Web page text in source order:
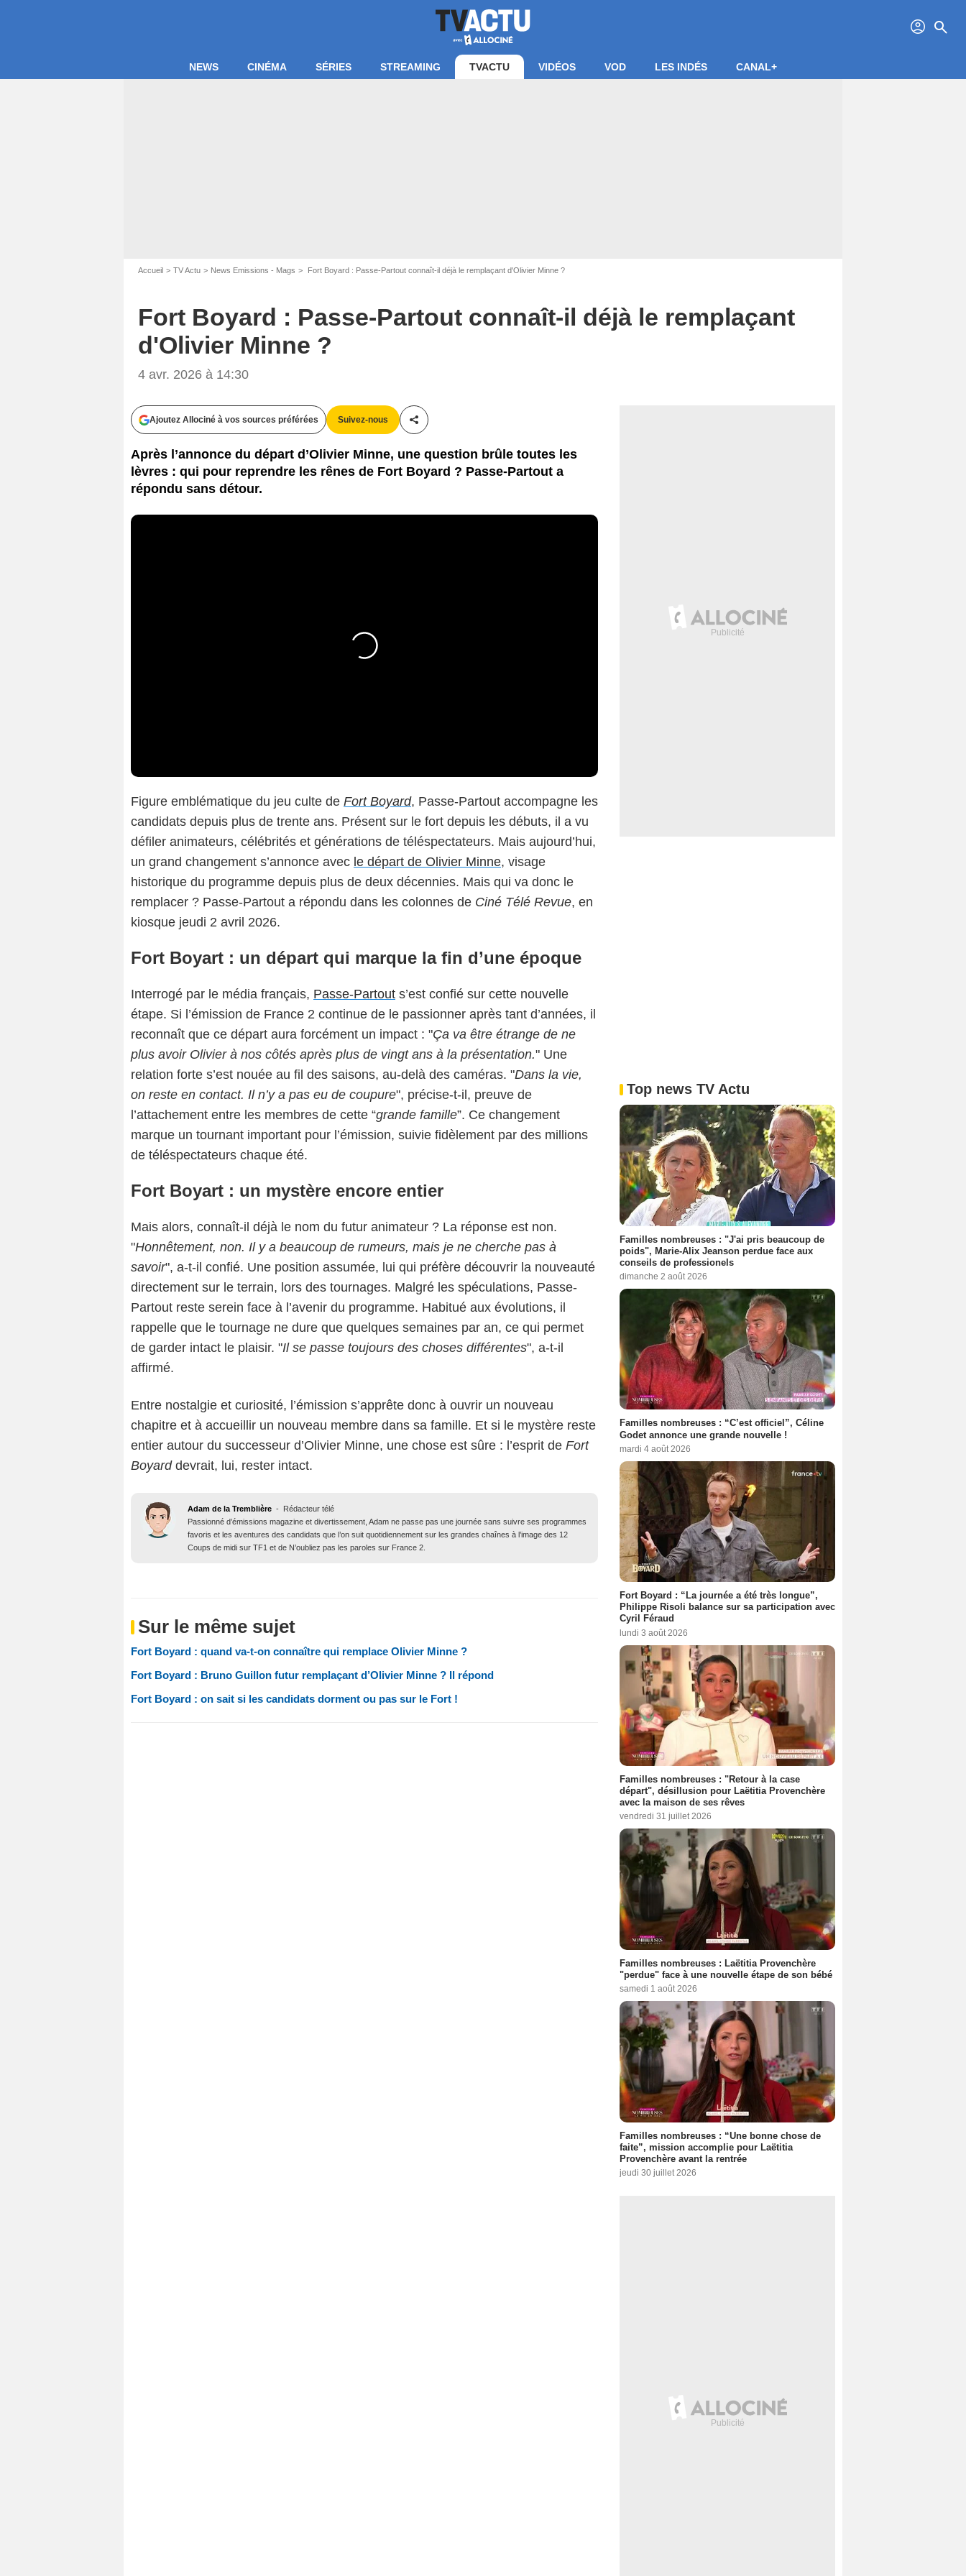
profil search
NEWS CINÉMA SÉRIES STREAMING TVACTU VIDÉOS VOD LES INDÉS CANAL+
Accueil TV Actu News Emissions - Mags Fort Boyard : Passe-Partout connaît-il déjà le remplaçant d'Olivier Minne ?
Fort Boyard : Passe-Partout connaît-il déjà le remplaçant
d'Olivier Minne ?
4 avr. 2026 à 14:30
Ajoutez Allociné à vos sources préférées Suivez-nous
Partager cet article
Après l’annonce du départ d’Olivier Minne, une question brûle toutes les
lèvres : qui pour reprendre les rênes de Fort Boyard ? Passe-Partout a
répondu sans détour.
Figure emblématique du jeu culte de Fort Boyard, Passe-Partout accompagne les
candidats depuis plus de trente ans. Présent sur le fort depuis les débuts, il a vu
défiler animateurs, célébrités et générations de téléspectateurs. Mais aujourd’hui,
un grand changement s’annonce avec le départ de Olivier Minne, visage
historique du programme depuis plus de deux décennies. Mais qui va donc le
remplacer ? Passe-Partout a répondu dans les colonnes de Ciné Télé Revue, en
kiosque jeudi 2 avril 2026.
Fort Boyart : un départ qui marque la fin d’une époque
Interrogé par le média français, Passe-Partout s’est confié sur cette nouvelle
étape. Si l’émission de France 2 continue de le passionner après tant d’années, il
reconnaît que ce départ aura forcément un impact : "Ça va être étrange de ne
plus avoir Olivier à nos côtés après plus de vingt ans à la présentation." Une
relation forte s’est nouée au fil des saisons, au-delà des caméras. "Dans la vie,
on reste en contact. Il n’y a pas eu de coupure", précise-t-il, preuve de
l’attachement entre les membres de cette “grande famille”. Ce changement
marque un tournant important pour l’émission, suivie fidèlement par des millions
de téléspectateurs chaque été.
Fort Boyart : un mystère encore entier
Mais alors, connaît-il déjà le nom du futur animateur ? La réponse est non.
"Honnêtement, non. Il y a beaucoup de rumeurs, mais je ne cherche pas à
savoir", a-t-il confié. Une position assumée, lui qui préfère découvrir la nouveauté
directement sur le terrain, lors des tournages. Malgré les spéculations, Passe-
Partout reste serein face à l’avenir du programme. Habitué aux évolutions, il
rappelle que le tournage ne dure que quelques semaines par an, ce qui permet
de garder intact le plaisir. "Il se passe toujours des choses différentes", a-t-il
affirmé.
Entre nostalgie et curiosité, l’émission s’apprête donc à ouvrir un nouveau
chapitre et à accueillir un nouveau membre dans sa famille. Et si le mystère reste
entier autour du successeur d’Olivier Minne, une chose est sûre : l’esprit de Fort
Boyarddevrait, lui, rester intact.
Adam de la Tremblière -
Rédacteur télé
Passionné d’émissions magazine et divertissement, Adam ne passe pas une journée sans suivre ses programmes
favoris et les aventures des candidats que l’on suit quotidiennement sur les grandes chaînes à l’image des 12
Coups de midi sur TF1 et de N’oubliez pas les paroles sur France 2.
Sur le même sujet
Fort Boyard : quand va-t-on connaître qui remplace Olivier Minne ?
Fort Boyard : Bruno Guillon futur remplaçant d’Olivier Minne ? Il répond
Fort Boyard : on sait si les candidats dorment ou pas sur le Fort !
Top news TV Actu
Familles nombreuses : "J'ai pris beaucoup de
poids", Marie-Alix Jeanson perdue face aux
conseils de professionels
dimanche 2 août 2026
Familles nombreuses : “C’est officiel”, Céline
Godet annonce une grande nouvelle !
mardi 4 août 2026
Fort Boyard : “La journée a été très longue”,
Philippe Risoli balance sur sa participation avec
Cyril Féraud
lundi 3 août 2026
Familles nombreuses : "Retour à la case
départ", désillusion pour Laëtitia Provenchère
avec la maison de ses rêves
vendredi 31 juillet 2026
Familles nombreuses : Laëtitia Provenchère
"perdue" face à une nouvelle étape de son bébé
samedi 1 août 2026
Familles nombreuses : “Une bonne chose de
faite”, mission accomplie pour Laëtitia
Provenchère avant la rentrée
jeudi 30 juillet 2026